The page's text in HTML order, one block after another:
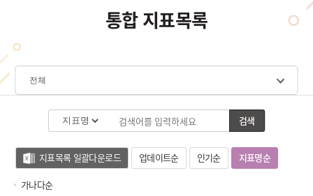
국
의
나
라
통합 지표목록
선
택
검색
지표목록 일괄다운로드 업데이트순 인기순 지표명순(가
나
가나다순